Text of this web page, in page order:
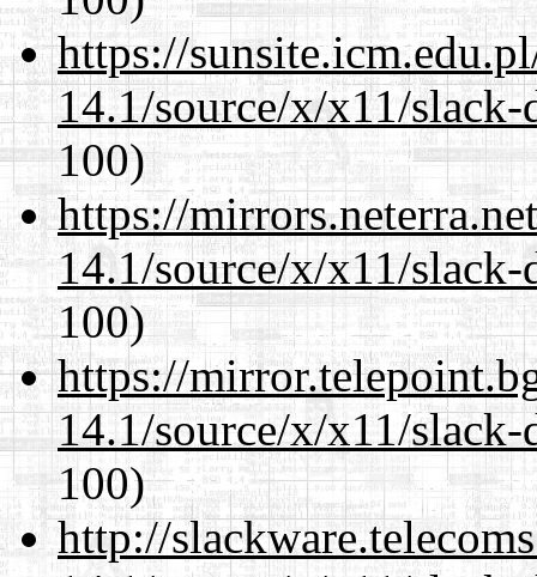
https://
14.1/source/x/x11/
100)
https://
14.1/source/x/x11/
100)
https://
14.1/source/x/x11/
100)
http://